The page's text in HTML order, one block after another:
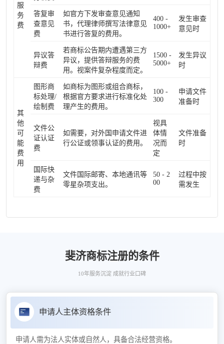
服
务
费
答复审
查意见
费
如官方下发审查意见通知
书，代理律师撰写法律意见
书进行答复的费用。
400 -
1000+
发生审查
意见时
异议答
辩费
若商标公告期内遭遇第三方
异议，提供答辩服务的费
用。视案件复杂程度而定。
1500 -
5000+
发生异议
时
其
他
可
能
费
用
图形商
标处理/
绘制费
如商标为图形或组合商标，
根据官方要求进行标准化处
理产生的费用。
100 -
300
申请文件
准备时
文件公
证认证
费
如需要，对外国申请文件进
行公证或领事认证的费用。
视具
体情
况而
定
文件准备
时
国际快
递与杂
费
文件国际邮寄、本地通讯等
零星杂项支出。
50 - 2
00
过程中按
需发生
斐济商标注册的条件
10年服务沉淀 成就行业口碑
申请人主体资格条件
申请人需为法人实体或自然人，具备合法经营资格。